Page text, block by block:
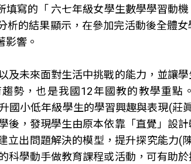
寫的「 六七年級女學生數學學習動
的結果顯示，在參加完活動後全體
影響。
未來面對生活中挑戰的能力，並讓學
勢，也是我國12年國教的教學重點
國小低年級學生的學習興趣與表現(莊
後，發現學生由原本依靠「直覺」設
出問題解決的模型，提升探究能力(
科學動手做教育課程或活動，可有助